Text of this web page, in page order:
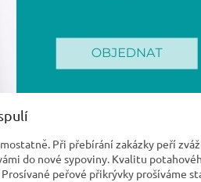
Při přebírání zakázky peří
do nové sypoviny. Kvalitu
peřové přikrývky prošíváme